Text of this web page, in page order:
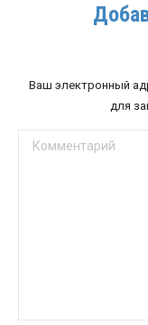
Ваш электронный
для
Комментарий